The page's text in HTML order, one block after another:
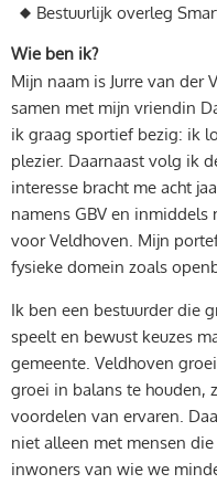
Bestuurlijk overleg
Wie ben ik?
Mijn naam is Jurre van der
samen met mijn vriendin
ik graag sportief bezig: ik
plezier. Daarnaast volg ik
interesse bracht me acht
namens GBV en
voor Veldhoven. Mijn
fysieke domein zoals
Ik ben een bestuurder die
speelt en bewust keuzes
gemeente. Veldhoven
groei in balans te houden,
voordelen van ervaren.
niet alleen met mensen
inwoners van wie we